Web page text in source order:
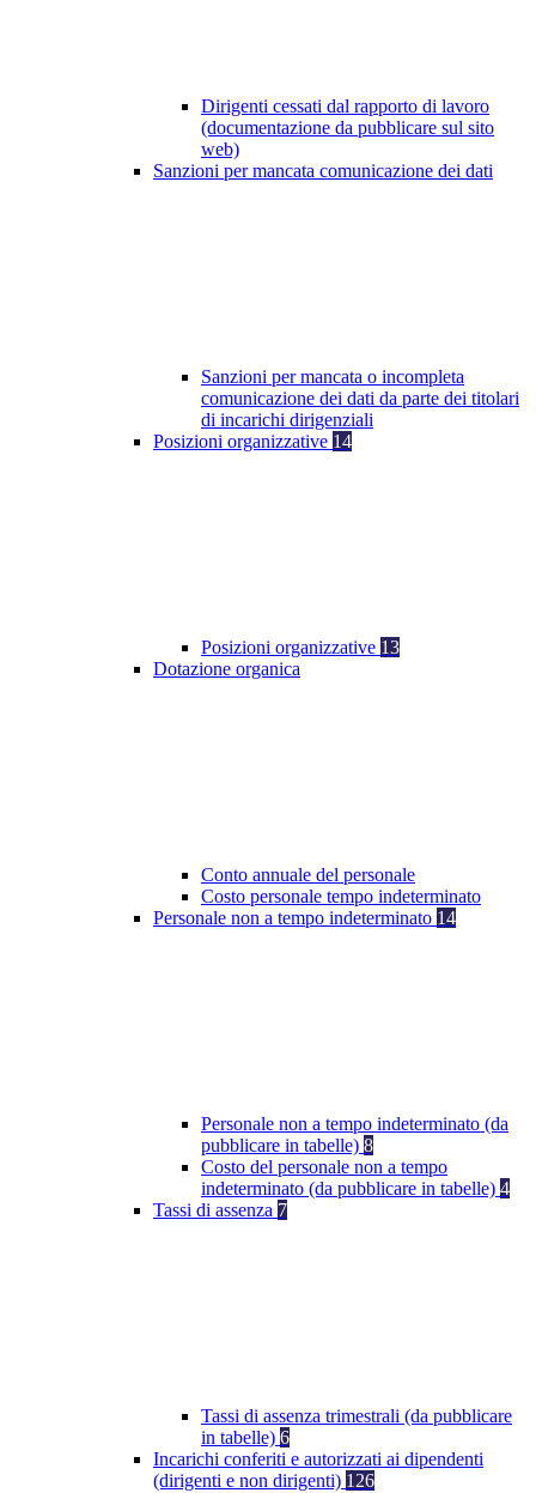
Dirigenti cessati dal rapporto di lavoro
(documentazione da pubblicare sul sito
web)
Sanzioni per mancata comunicazione dei dati
Sanzioni per mancata o incompleta
comunicazione dei dati da parte dei titolari
di incarichi dirigenziali
Posizioni organizzative 14
Posizioni organizzative 13
Dotazione organica
Conto annuale del personale
Costo personale tempo indeterminato
Personale non a tempo indeterminato 14
Personale non a tempo indeterminato (da
pubblicare in tabelle) 8
Costo del personale non a tempo
indeterminato (da pubblicare in tabelle) 4
Tassi di assenza 7
Tassi di assenza trimestrali (da pubblicare
in tabelle) 6
Incarichi conferiti e autorizzati ai dipendenti
(dirigenti e non dirigenti) 126